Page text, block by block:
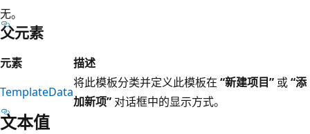
无。
父元素
元素
描述
TemplateData
将此模板分类并定义此模板在 “新建项目” 或“添
加新项” 对话框中的显示方式。
文本值